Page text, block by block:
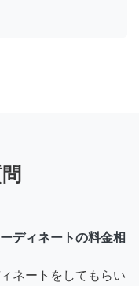
ディネートの料金相
ネートをしてもらい